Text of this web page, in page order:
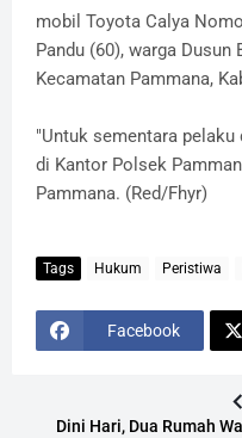
mobil Toyota Calya
Pandu (60), warga Dusun
Kecamatan Pammana,
"Untuk sementara
di Kantor Polsek
Pammana. (Red/Fhyr)
Tags Hukum Peristiwa
Facebook
Dini Hari, Dua Rumah